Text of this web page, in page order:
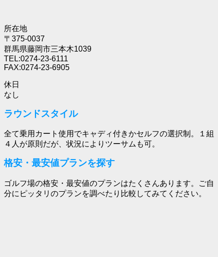
所在地
〒375-0037
群馬県藤岡市三本木1039
TEL:0274-23-6111
FAX:0274-23-6905
休日
なし
ラウンドスタイル
全て乗用カート使用でキャディ付きかセルフの選択制。１組
４人が原則だが、状況によりツーサムも可。
格安・最安値プランを探す
ゴルフ場の格安・最安値のプランはたくさんあります。ご自
分にピッタリのプランを調べたり比較してみてください。